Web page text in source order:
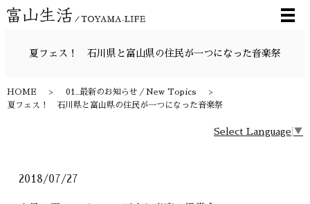
メ
夏フェス！ 石川県と富山県の住民が一つになった音楽祭
HOME
01_最新のお知らせ／New Topics
夏フェス！ 石川県と富山県の住民が一つになった音楽祭
Select Language ▼
2018/07/27